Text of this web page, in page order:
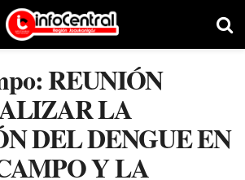
REUNIÓN
LA
DEL DENGUE EN
Y LA